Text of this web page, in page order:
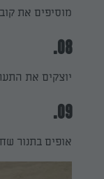
מוסיפים את
08.
יוצקים את
09.
אופים בתנור שחומם ל-170–180 מעלות במשך כ-45